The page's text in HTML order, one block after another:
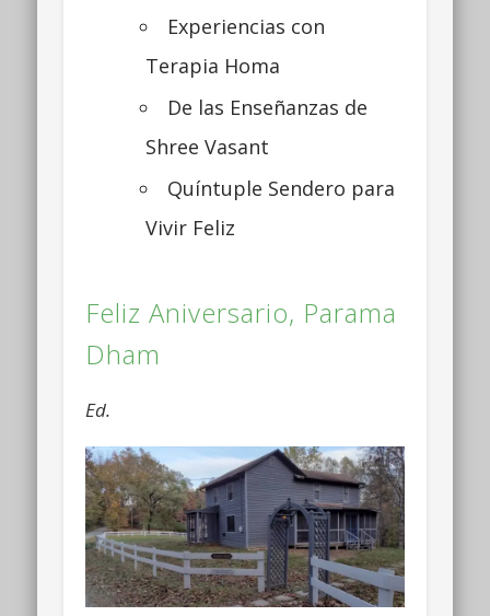
Experiencias con
Terapia Homa
De las Enseñanzas de
Shree Vasant
Quíntuple Sendero para
Vivir Feliz
Feliz Aniversario, Parama
Dham
Ed.